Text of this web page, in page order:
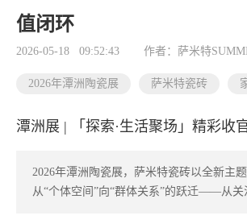
品牌导购
值闭环
2026-05-18 09:52:43 作者：萨米特
2026年潭洲陶瓷展 萨米特瓷砖
潭洲展 | 「探索·生活聚场」精彩收
2026年潭洲陶瓷展，萨米特瓷砖以全新主
从“个体空间”向“群体关系”的跃迁——从